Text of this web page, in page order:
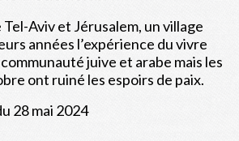
Aviv et Jérusalem, un village
années l’expérience du vivre
juive et arabe mais les
ont ruiné les espoirs de paix.
28 mai 2024